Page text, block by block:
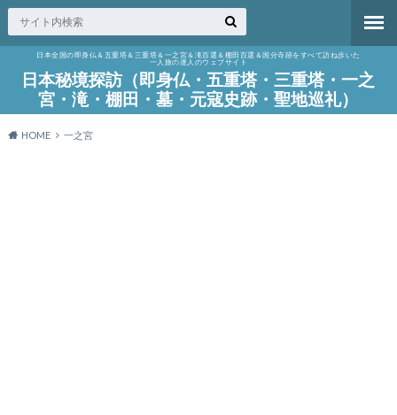
日本全国の即身仏＆五重塔＆三重塔＆一之宮＆滝百選＆棚田百選＆国分寺跡をすべて訪ね歩いた
一人旅の達人のウェブサイト
日本秘境探訪（即身仏・五重塔・三重塔・一之
宮・滝・棚田・墓・元寇史跡・聖地巡礼）
HOME 一之宮